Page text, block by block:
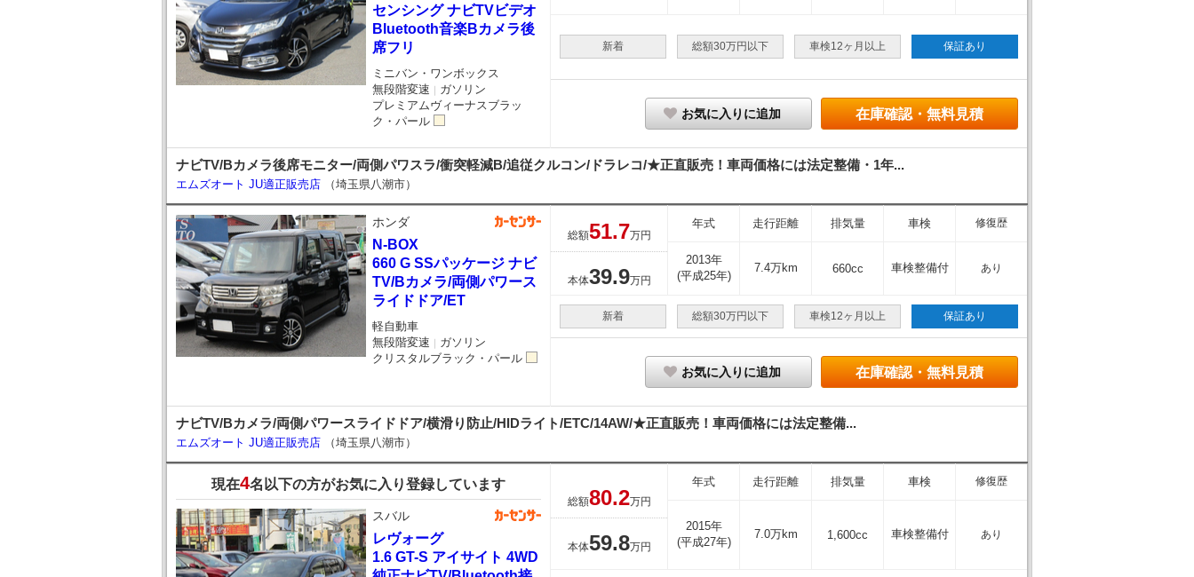
センシング ナビTVビデオ
Bluetooth音楽Bカメラ後
席フリ
ミニバン・ワンボックス
無段階変速 ｜ ガソリン
プレミアムヴィーナスブラッ
ク・パール
新着 総額30万円以下 車検12ヶ月以上 保証あり
在庫確認・無料見積
お気に入りに追加
ナビTV/Bカメラ後席モニター/両側パワスラ/衝突軽減B/追従クルコン/ドラレコ/★正直販売！車両価格には法定整備・1年...
エムズオート JU適正販売店 （埼玉県八潮市）
ホンダ
N-BOX
660 G SSパッケージ ナビ
TV/Bカメラ/両側パワース
ライドドア/ET
軽自動車
無段階変速 ｜ ガソリン
クリスタルブラック・パール
総額51.7万円
本体39.9万円
年式 走行距離 排気量 車検 修復歴
2013年
(平成25年)
7.4万km 660cc 車検整備付 あり
新着 総額30万円以下 車検12ヶ月以上 保証あり
在庫確認・無料見積
お気に入りに追加
ナビTV/Bカメラ/両側パワースライドドア/横滑り防止/HIDライト/ETC/14AW/★正直販売！車両価格には法定整備...
エムズオート JU適正販売店 （埼玉県八潮市）
現在4名以下の方がお気に入り登録しています
スバル
レヴォーグ
1.6 GT-S アイサイト 4WD
総額80.2万円
本体59.8万円
年式 走行距離 排気量 車検 修復歴
2015年
(平成27年)
7.0万km 1,600cc 車検整備付 あり